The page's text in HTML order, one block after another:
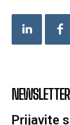
NEWSLETTER
Prijavite